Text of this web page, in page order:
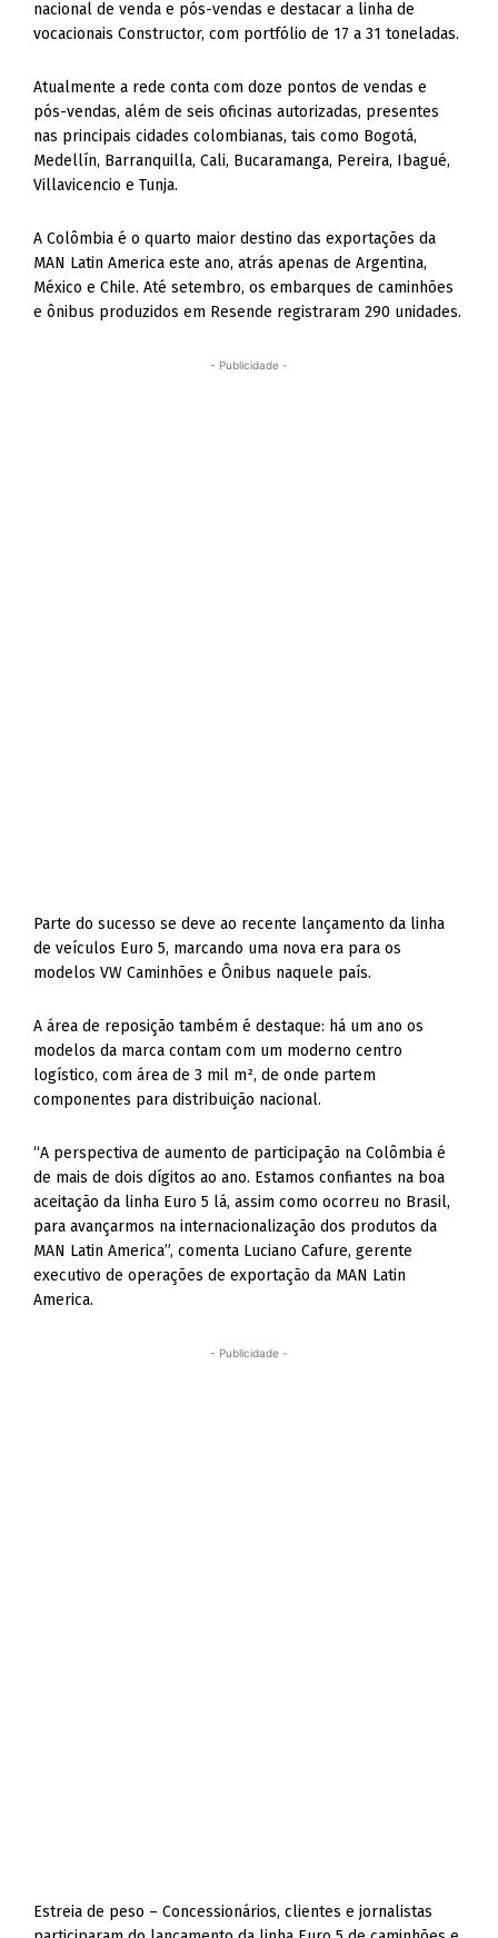
nacional de venda e pós-vendas e destacar a linha de
vocacionais Constructor, com portfólio de 17 a 31 toneladas.
Atualmente a rede conta com doze pontos de vendas e
pós-vendas, além de seis oficinas autorizadas, presentes
nas principais cidades colombianas, tais como Bogotá,
Medellín, Barranquilla, Cali, Bucaramanga, Pereira, Ibagué,
Villavicencio e Tunja.
A Colômbia é o quarto maior destino das exportações da
MAN Latin America este ano, atrás apenas de Argentina,
México e Chile. Até setembro, os embarques de caminhões
e ônibus produzidos em Resende registraram 290 unidades.
- Publicidade -
Parte do sucesso se deve ao recente lançamento da linha
de veículos Euro 5, marcando uma nova era para os
modelos VW Caminhões e Ônibus naquele país.
A área de reposição também é destaque: há um ano os
modelos da marca contam com um moderno centro
logístico, com área de 3 mil m², de onde partem
componentes para distribuição nacional.
“A perspectiva de aumento de participação na Colômbia é
de mais de dois dígitos ao ano. Estamos confiantes na boa
aceitação da linha Euro 5 lá, assim como ocorreu no Brasil,
para avançarmos na internacionalização dos produtos da
MAN Latin America”, comenta Luciano Cafure, gerente
executivo de operações de exportação da MAN Latin
America.
- Publicidade -
Estreia de peso – Concessionários, clientes e jornalistas